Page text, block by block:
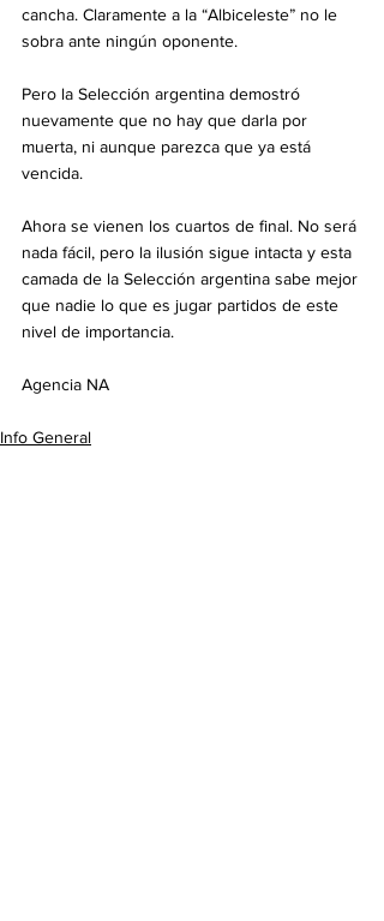
cancha. Claramente a la “Albiceleste” no le
sobra ante ningún oponente.
Pero la Selección argentina demostró
nuevamente que no hay que darla por
muerta, ni aunque parezca que ya está
vencida.
Ahora se vienen los cuartos de final. No será
nada fácil, pero la ilusión sigue intacta y esta
camada de la Selección argentina sabe mejor
que nadie lo que es jugar partidos de este
nivel de importancia.
Agencia NA
Info General